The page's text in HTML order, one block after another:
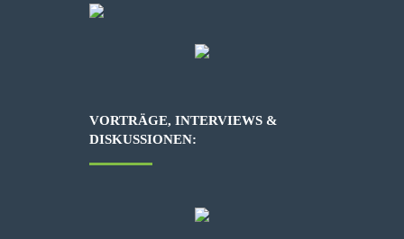
VORTRÄGE, INTERVIEWS &
DISKUSSIONEN: